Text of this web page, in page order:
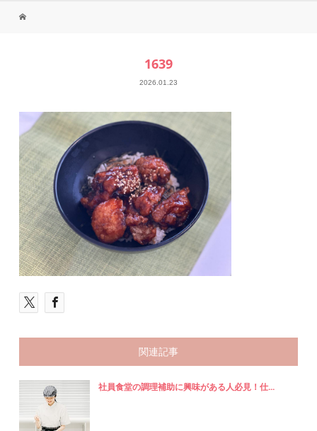
1639
2026.01.23
関連記事
社員食堂の調理補助に興味がある人必見！仕...